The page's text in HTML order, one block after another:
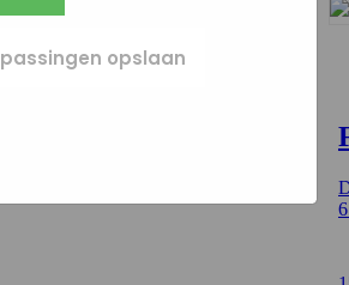
weigert, zie je nog steeds
opslaan